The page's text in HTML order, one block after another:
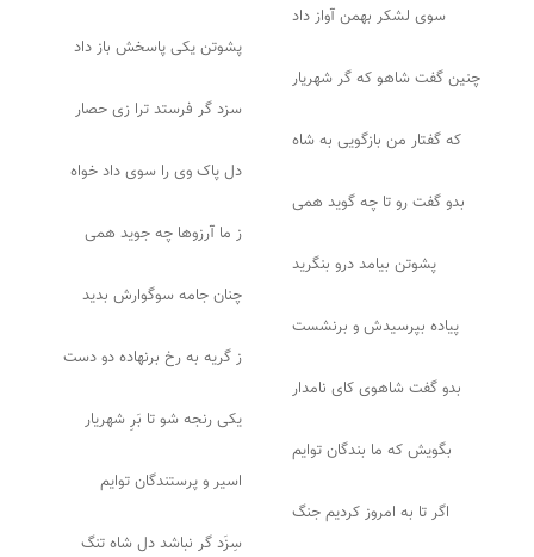
سوی لشکر بهمن آواز داد
پشوتن یکی پاسخش باز داد
چنین گفت شاهو که گر شهریار
سزد گر فرستد ترا زی حصار
که گفتار من بازگویی به شاه
دل پاک وی را سوی داد خواه
بدو گفت رو تا چه گوید همی
ز ما آرزوها چه جوید همی
پشوتن بیامد درو بنگرید
چنان جامه سوگوارش بدید
پیاده بپرسیدش و برنشست
ز گریه به رخ برنهاده دو دست
بدو گفت شاهوی کای نامدار
یکی رنجه شو تا بَرِ شهریار
بگویش که ما بندگان توایم
اسیر و پرستندگان توایم
اگر تا به امروز کردیم جنگ
سِزَد گر نباشد دل شاه تنگ